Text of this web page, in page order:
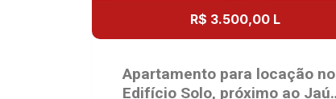
R$ 3.500,00 L
Apartamento para locação no
Edifício Solo, próximo ao Jaú